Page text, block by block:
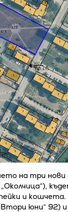
на три нови
и
юни“ 92) и